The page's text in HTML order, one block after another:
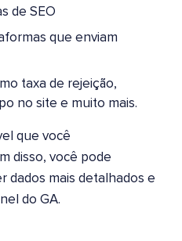
de SEO
que enviam
taxa de rejeição,
no site e muito mais.
que você
disso, você pode
dados mais detalhados e
do GA.